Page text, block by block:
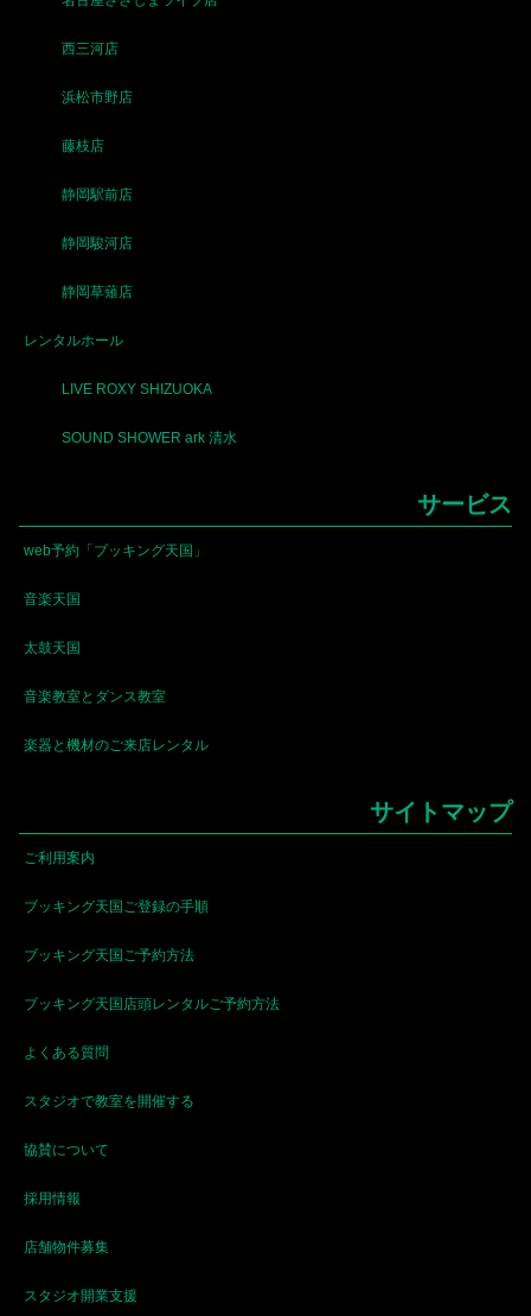
西三河店
浜松市野店
藤枝店
静岡駅前店
静岡駿河店
静岡草薙店
レンタルホール
LIVE ROXY SHIZUOKA
SOUND SHOWER ark 清水
サービス
web予約「ブッキング天国」
音楽天国
太鼓天国
音楽教室とダンス教室
楽器と機材のご来店レンタル
サイトマップ
ご利用案内
ブッキング天国ご登録の手順
ブッキング天国ご予約方法
ブッキング天国店頭レンタルご予約方法
よくある質問
スタジオで教室を開催する
協賛について
採用情報
店舗物件募集
スタジオ開業支援